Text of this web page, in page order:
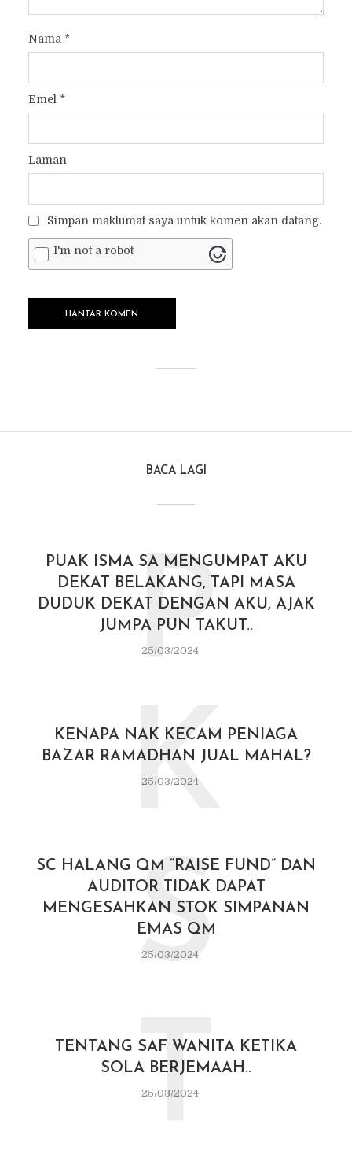
Nama *
Emel *
Laman
Simpan maklumat saya untuk komen akan datang.
I'm not a robot
BACA LAGI
PUAK ISMA SA MENGUMPAT AKU
DEKAT BELAKANG, TAPI MASA
DUDUK DEKAT DENGAN AKU, AJAK
JUMPA PUN TAKUT..
25/03/2024
P
KENAPA NAK KECAM PENIAGA
BAZAR RAMADHAN JUAL MAHAL?
25/03/2024
K
SC HALANG QM “RAISE FUND” DAN
AUDITOR TIDAK DAPAT
MENGESAHKAN STOK SIMPANAN
EMAS QM
25/03/2024
S
TENTANG SAF WANITA KETIKA
SOLA BERJEMAAH..
25/03/2024
T